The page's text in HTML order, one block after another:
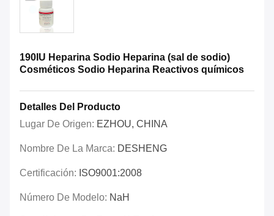
190IU Heparina Sodio Heparina (sal de sodio)
Cosméticos Sodio Heparina Reactivos químicos
Detalles Del Producto
Lugar De Origen: EZHOU, CHINA
Nombre De La Marca: DESHENG
Certificación: ISO9001:2008
Número De Modelo: NaH